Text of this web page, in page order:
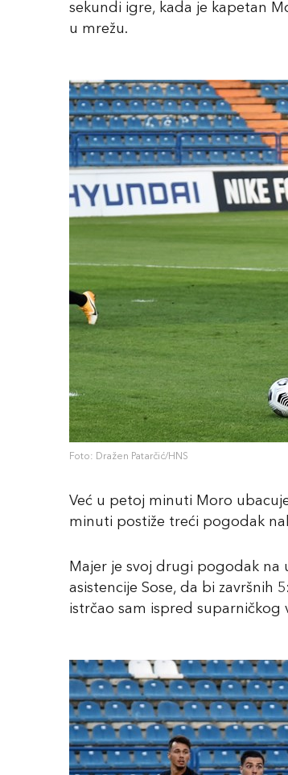
sekundi igre, kada je kapetan
u mrežu.
Foto: Dražen Patarčić/HNS
Već u petoj minuti Moro
minuti postiže treći pogodak
Majer je svoj drugi pogodak na
asistencije Sose, da bi
istrčao sam ispred suparničkog